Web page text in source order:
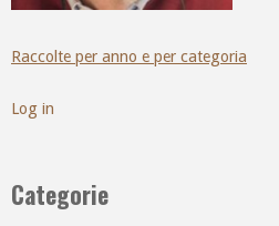
Raccolte per anno e per categoria
Log in
Categorie